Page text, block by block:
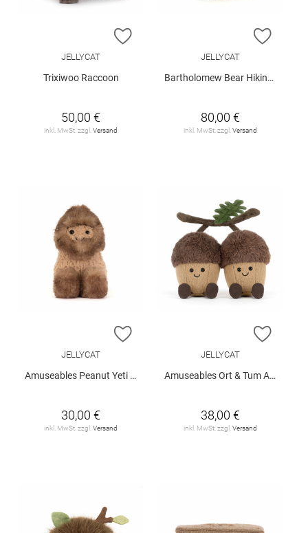
ZUR WUNSCHLISTE HINZUFÜGEN
JELLYCAT
Trixiwoo Raccoon
50,00 €
inkl. MwSt. zzgl.Versand
ZUR
JELLYCAT
Bartholomew Bear Hiking Outfit
80,00 €
inkl. MwSt. zzgl.Versand
ZUR WUNSCHLISTE HINZUFÜGEN
JELLYCAT
Amuseables Peanut Yeti Outfit
30,00 €
inkl. MwSt. zzgl.Versand
ZUR
JELLYCAT
Amuseables Ort & Tum Acorns
38,00 €
inkl. MwSt. zzgl.Versand